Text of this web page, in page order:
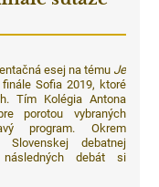
esej na tému Je
Sofia 2019, ktoré
Tím Kolégia Antona
porotou vybraných
program. Okrem
debatnej
debát si